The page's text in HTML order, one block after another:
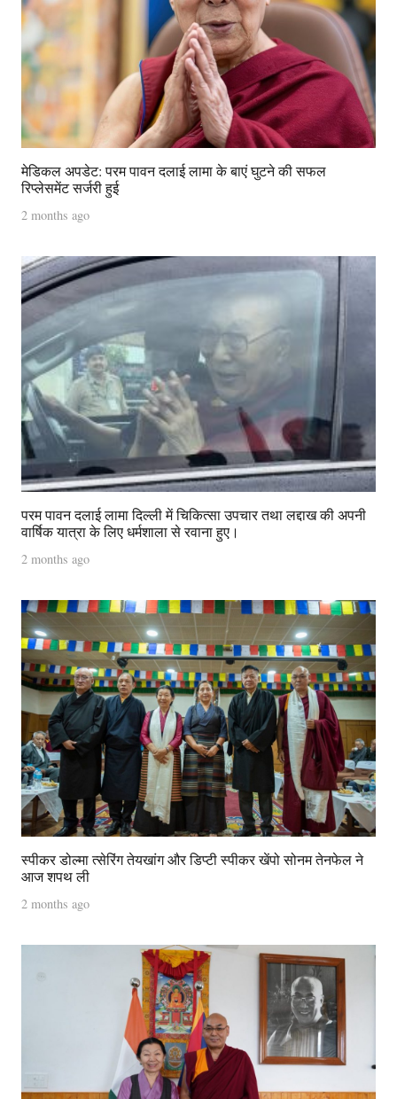
मेडिकल अपडेट: परम पावन दलाई लामा के बाएं घुटने की सफल
रिप्लेसमेंट सर्जरी हुई
2 months ago
परम पावन दलाई लामा दिल्ली में चिकित्सा उपचार तथा लद्दाख की अपनी
वार्षिक यात्रा के लिए धर्मशाला से रवाना हुए।
2 months ago
स्पीकर डोल्मा त्सेरिंग तेयखांग और डिप्टी स्पीकर खेंपो सोनम तेनफेल ने
आज शपथ ली
2 months ago